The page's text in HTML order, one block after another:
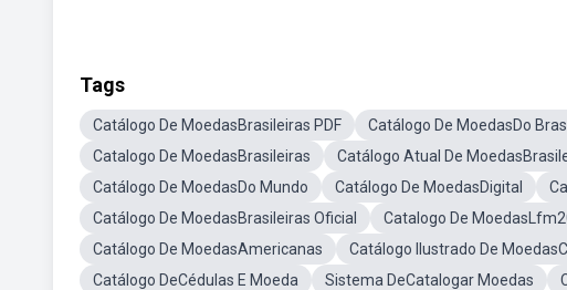
Tags
Catálogo De MoedasBrasileiras PDF Catálogo De MoedasDo
Catalogo De MoedasBrasileiras
Catálogo Atual De
Catálogo De MoedasDo Mundo
Catálogo De MoedasDigital
Catálogo De MoedasBrasileiras Oficial
Catalogo De
Catálogo De MoedasAmericanas
Catálogo Ilustrado De
Catálogo DeCédulas E Moeda
Sistema DeCatalogar Moedas